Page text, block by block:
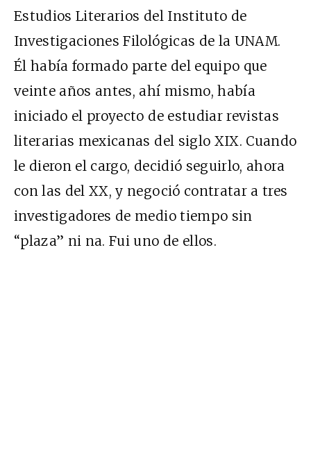
Estudios Literarios del Instituto de
Investigaciones Filológicas de la UNAM.
Él había formado parte del equipo que
veinte años antes, ahí mismo, había
iniciado el proyecto de estudiar revistas
literarias mexicanas del siglo XIX. Cuando
le dieron el cargo, decidió seguirlo, ahora
con las del XX, y negoció contratar a tres
investigadores de medio tiempo sin
“plaza” ni na. Fui uno de ellos.